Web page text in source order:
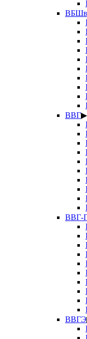
ВБШв
ВВГ▶
ВВГ-
ВВГЭ